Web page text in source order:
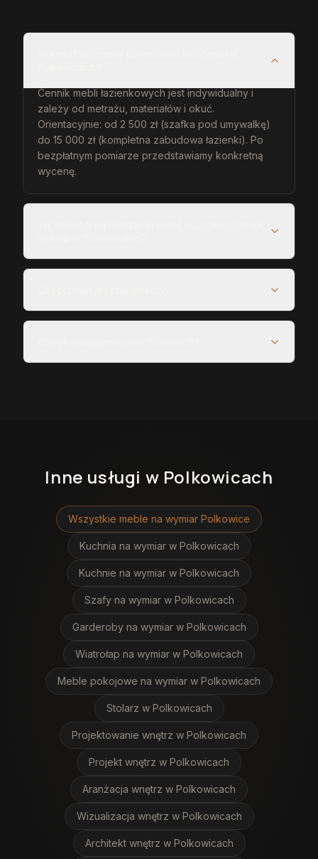
Cennik mebli łazienkowych jest indywidualny i
zależy od metrażu, materiałów i okuć.
Orientacyjnie: od 2 500 zł (szafka pod umywalkę)
do 15 000 zł (kompletna zabudowa łazienki). Po
bezpłatnym pomiarze przedstawiamy konkretną
wycenę.
Inne usługi w Polkowicach
Wszystkie meble na wymiar Polkowice
Kuchnia na wymiar w Polkowicach
Kuchnie na wymiar w Polkowicach
Szafy na wymiar w Polkowicach
Garderoby na wymiar w Polkowicach
Wiatrołap na wymiar w Polkowicach
Meble pokojowe na wymiar w Polkowicach
Stolarz w Polkowicach
Projektowanie wnętrz w Polkowicach
Projekt wnętrz w Polkowicach
Aranżacja wnętrz w Polkowicach
Wizualizacja wnętrz w Polkowicach
Architekt wnętrz w Polkowicach